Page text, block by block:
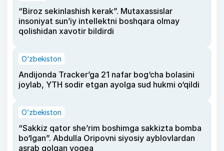
“Biroz sekinlashish kerak”. Mutaxassislar
insoniyat sun’iy intellektni boshqara olmay
qolishidan xavotir bildirdi
O‘zbekiston
Andijonda Tracker’ga 21 nafar bog‘cha bolasini
joylab, YTH sodir etgan ayolga sud hukmi o‘qildi
O‘zbekiston
“Sakkiz qator she’rim boshimga sakkizta bomba
bo‘lgan”. Abdulla Oripovni siyosiy ayblovlardan
asrab qolgan voqea